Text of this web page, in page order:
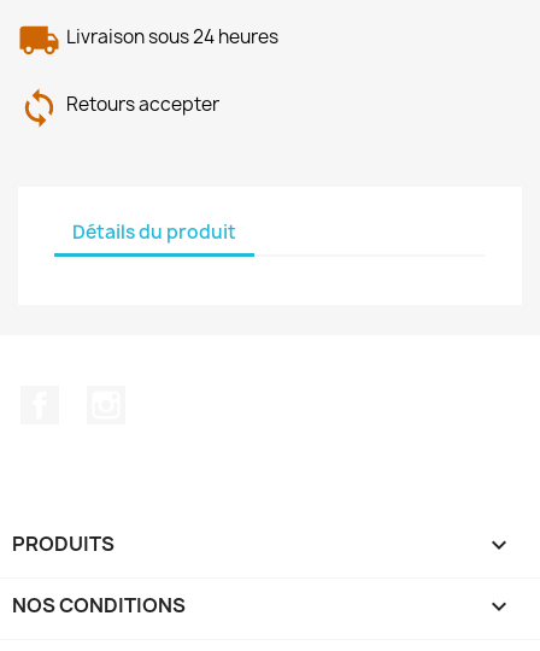
Livraison sous 24 heures
Retours accepter
Détails du produit
PRODUITS 
NOS CONDITIONS 